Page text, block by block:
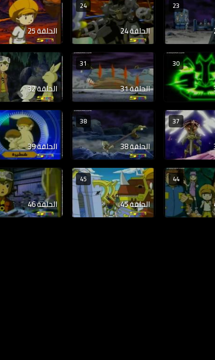
23
24
الحلقة 24 الحلقة 25
30
31
الحلقة 31 الحلقة 32
37
38
الحلقة 38 الحلقة 39
44
45
الحلقة 45 الحلقة 46